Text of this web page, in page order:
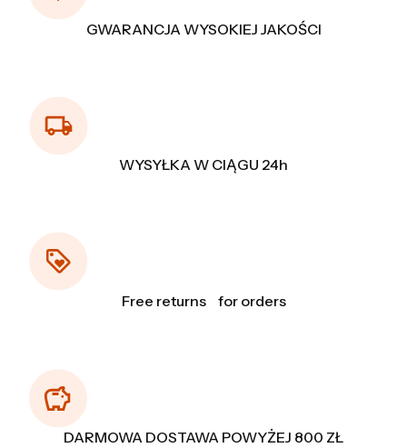
GWARANCJA WYSOKIEJ JAKOŚCI
WYSYŁKA W CIĄGU 24h
Free returns for orders
DARMOWA DOSTAWA POWYŻEJ 800 ZŁ